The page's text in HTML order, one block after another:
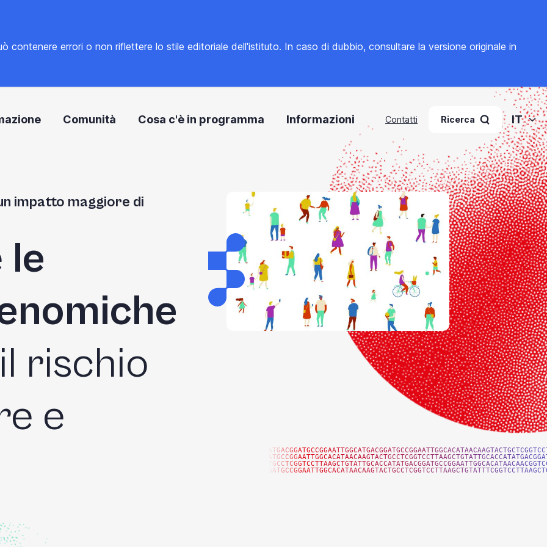
errori o non riflettere lo stile editoriale dell'istituto. In caso di dubbio, consultare la versione originale in
Comunità Cosa c'è in programma Informazioni Contatti Ricerca IT
impatto maggiore di
le
rischio
e